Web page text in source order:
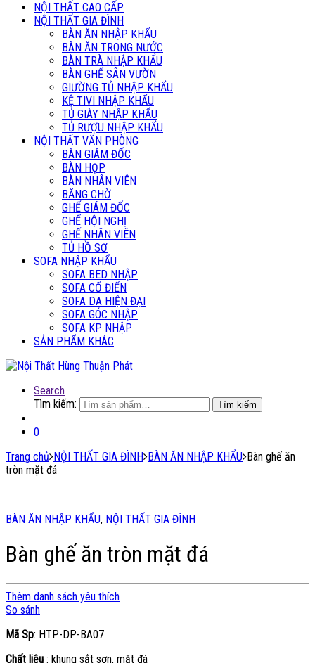
NỘI THẤT CAO CẤP
NỘI THẤT GIA ĐÌNH
BÀN ĂN NHẬP KHẨU
BÀN ĂN TRONG NƯỚC
BÀN TRÀ NHẬP KHẨU
BÀN GHẾ SÂN VƯỜN
GIƯỜNG TỦ NHẬP KHẨU
KỆ TIVI NHẬP KHẨU
TỦ GIÀY NHẬP KHẨU
TỦ RƯỢU NHẬP KHẨU
NỘI THẤT VĂN PHÒNG
BÀN GIÁM ĐỐC
BÀN HỌP
BÀN NHÂN VIÊN
BĂNG CHỜ
GHẾ GIÁM ĐỐC
GHẾ HỘI NGHỊ
GHẾ NHÂN VIÊN
TỦ HỒ SƠ
SOFA NHẬP KHẨU
SOFA BED NHẬP
SOFA CỔ ĐIỂN
SOFA DA HIỆN ĐẠI
SOFA GÓC NHẬP
SOFA KP NHẬP
SẢN PHẨM KHÁC
Search
Tìm kiếm:
Tìm kiếm
0
Trang chủ NỘI THẤT GIA ĐÌNH BÀN ĂN NHẬP KHẨU Bàn ghế ăn
tròn mặt đá
BÀN ĂN NHẬP KHẨU, NỘI THẤT GIA ĐÌNH
Bàn ghế ăn tròn mặt đá
Thêm danh sách yêu thích
So sánh
Mã Sp: HTP-DP-BA07
Chất liệu : khung sắt sơn, mặt đá